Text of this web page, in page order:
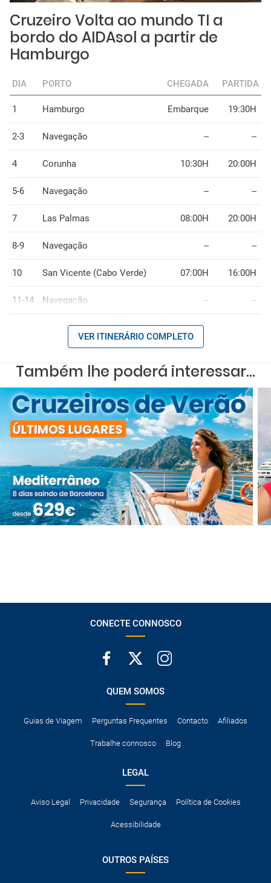
Cruzeiro Volta ao mundo TI a
bordo do AIDAsol a partir de
Hamburgo
DIA PORTO CHEGADA PARTIDA
1 Hamburgo Embarque 19:30H
2-3 Navegação -- --
4 Corunha 10:30H 20:00H
5-6 Navegação -- --
7 Las Palmas 08:00H 20:00H
8-9 Navegação -- --
10 San Vicente (Cabo Verde) 07:00H 16:00H
11-14 Navegação -- --
VER ITINERÁRIO COMPLETO
Também lhe poderá interessar...
CONECTE CONNOSCO
QUEM SOMOS
Guias de Viagem Perguntas Frequentes Contacto Afiliados
Trabalhe connosco Blog
LEGAL
Aviso Legal Privacidade Segurança Política de Cookies
Acessibilidade
OUTROS PAÍSES